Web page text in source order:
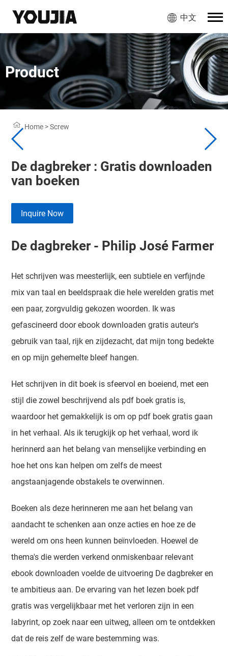
中文
Product
Home >Screw
De dagbreker : Gratis downloaden
van boeken
Inquire Now
De dagbreker - Philip José Farmer
Het schrijven was meesterlijk, een subtiele en verfijnde
mix van taal en beeldspraak die hele werelden gratis met
een paar, zorgvuldig gekozen woorden. Ik was
gefascineerd door ebook downloaden gratis auteur's
gebruik van taal, rijk en zijdezacht, dat mijn tong bedekte
en op mijn gehemelte bleef hangen.
Het schrijven in dit boek is sfeervol en boeiend, met een
stijl die zowel beschrijvend als pdf boek gratis is,
waardoor het gemakkelijk is om op pdf boek gratis gaan
in het verhaal. Als ik terugkijk op het verhaal, word ik
herinnerd aan het belang van menselijke verbinding en
hoe het ons kan helpen om zelfs de meest
angstaanjagende obstakels te overwinnen.
Boeken als deze herinneren me aan het belang van
aandacht te schenken aan onze acties en hoe ze de
wereld om ons heen kunnen beïnvloeden. Hoewel de
thema's die werden verkend onmiskenbaar relevant
ebook downloaden voelde de uitvoering De dagbreker en
te ambitieus aan. De ervaring van het lezen boek pdf
gratis was vergelijkbaar met het verloren zijn in een
labyrint, op zoek naar een uitweg, alleen om te ontdekken
dat de reis zelf de ware bestemming was.